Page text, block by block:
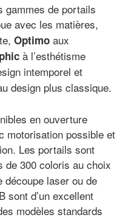
gammes de portails
avec les matières,
Optimo aux
à l’esthétisme
intemporel et
design plus classique.
en ouverture
motorisation possible et
Les portails sont
de 300 coloris au choix
découpe laser ou de
sont d’un excellent
modèles standards